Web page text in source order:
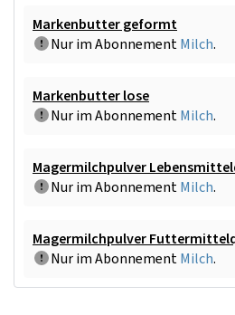
Markenbutter geformt
Nur im AbonnementMilch.
Markenbutter lose
Nur im AbonnementMilch.
Magermilchpulver
Nur im AbonnementMilch.
Magermilchpulver
Nur im AbonnementMilch.